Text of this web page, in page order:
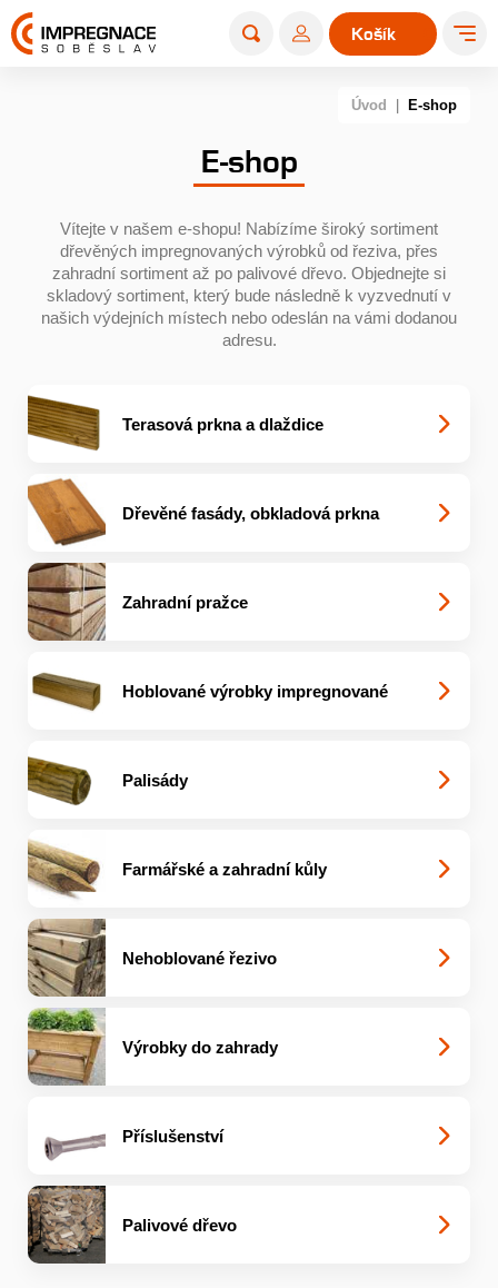
0
Košík
Úvod E-shop
E-shop
Vítejte v našem e-shopu! Nabízíme široký sortiment
dřevěných impregnovaných výrobků od řeziva, přes
zahradní sortiment až po palivové dřevo. Objednejte si
skladový sortiment, který bude následně k vyzvednutí v
našich výdejních místech nebo odeslán na vámi dodanou
adresu.
Terasová prkna a dlaždice
Dřevěné fasády, obkladová prkna
Zahradní pražce
Hoblované výrobky impregnované
Palisády
Farmářské a zahradní kůly
Nehoblované řezivo
Výrobky do zahrady
Příslušenství
Palivové dřevo